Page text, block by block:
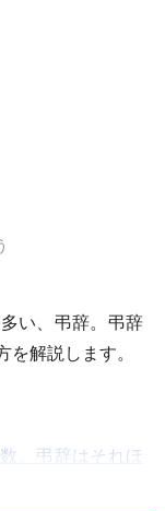
い、弔辞。弔辞
解説します。
。弔辞はそれほ